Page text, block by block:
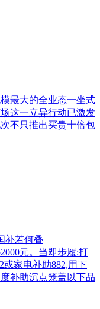
最大的全业态一坐式
这一立异行动已激发
不只推出买贵十倍包
补若何叠
元。当即步履:打
或家电补助882,用下
补助沉点笼盖以下品